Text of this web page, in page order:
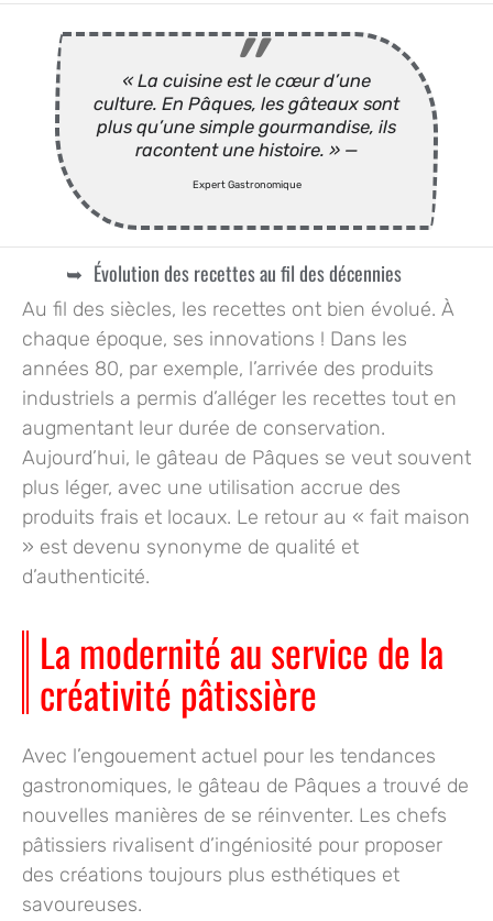
« La cuisine est le cœur d’une
culture. En Pâques, les gâteaux sont
plus qu’une simple gourmandise, ils
racontent une histoire. » —
Expert Gastronomique
Évolution des recettes au fil des décennies
Au fil des siècles, les recettes ont bien évolué. À
chaque époque, ses innovations ! Dans les
années 80, par exemple, l’arrivée des produits
industriels a permis d’alléger les recettes tout en
augmentant leur durée de conservation.
Aujourd’hui, le gâteau de Pâques se veut souvent
plus léger, avec une utilisation accrue des
produits frais et locaux. Le retour au « fait maison
» est devenu synonyme de qualité et
d’authenticité.
La modernité au service de la
créativité pâtissière
Avec l’engouement actuel pour les tendances
gastronomiques, le gâteau de Pâques a trouvé de
nouvelles manières de se réinventer. Les chefs
pâtissiers rivalisent d’ingéniosité pour proposer
des créations toujours plus esthétiques et
savoureuses.